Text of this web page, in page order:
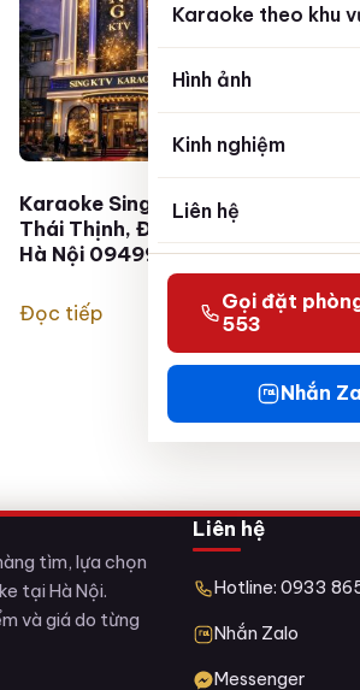
Karaoke theo khu
Hình ảnh
Kinh nghiệm
Liên hệ
Gọi đặt
553
Nhắn
Karaoke Sing KTV – 65
Thái Thịnh, Đống Đa,
Hà Nội 0949967786
Đọc tiếp
Nội .
Đọc
tìm, lựa chọn
tại Hà Nội.
và giá do từng
Liên hệ
Hotline: 0933
Nhắn Zalo
Messenger